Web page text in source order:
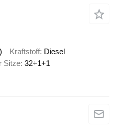
Kraftstoff Diesel
Sitze 32+1+1